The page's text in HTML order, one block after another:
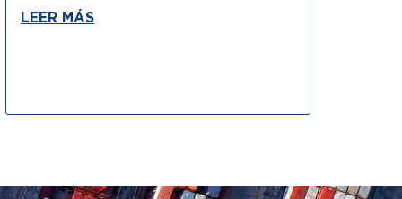
LEER MÁS